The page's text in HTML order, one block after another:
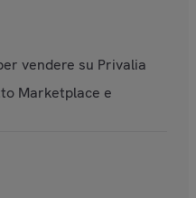
vendere su Privalia
Marketplace e